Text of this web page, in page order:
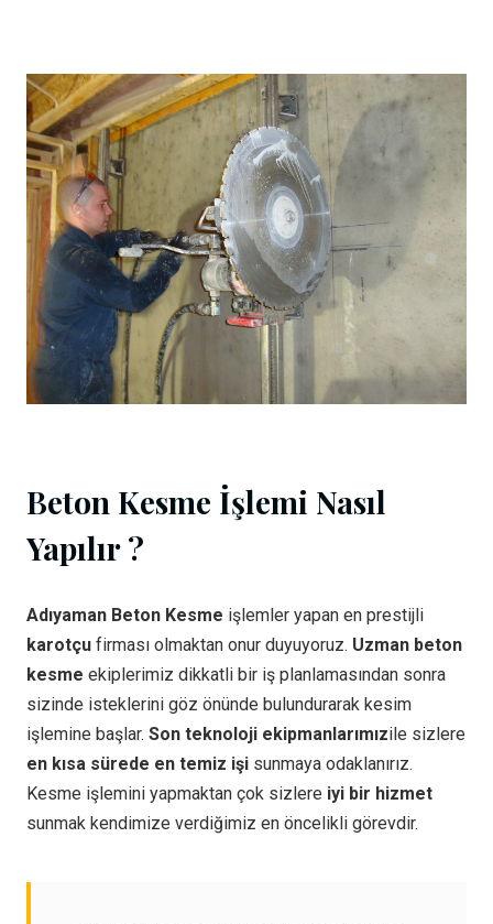
Beton Kesme İşlemi Nasıl
Yapılır ?
Adıyaman Beton Kesme işlemler yapan en prestijli
karotçu firması olmaktan onur duyuyoruz. Uzman beton
kesme ekiplerimiz dikkatli bir iş planlamasından sonra
sizinde isteklerini göz önünde bulundurarak kesim
işlemine başlar. Son teknoloji ekipmanlarımızile sizlere
en kısa sürede en temiz işi sunmaya odaklanırız.
Kesme işlemini yapmaktan çok sizlere iyi bir hizmet
sunmak kendimize verdiğimiz en öncelikli görevdir.